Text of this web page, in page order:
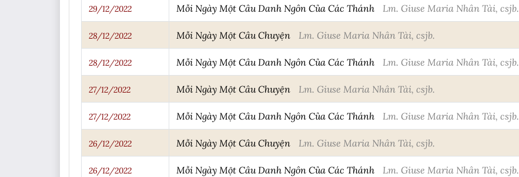
29/12/2022 Mỗi Ngày Một Câu Danh Ngôn Của Các Thánh Lm. Giuse Maria Nhân Tài, csjb.
28/12/2022 Mỗi Ngày Một Câu Chuyện Lm. Giuse Maria Nhân Tài, csjb.
28/12/2022 Mỗi Ngày Một Câu Danh Ngôn Của Các Thánh Lm. Giuse Maria Nhân Tài, csjb.
27/12/2022 Mỗi Ngày Một Câu Chuyện Lm. Giuse Maria Nhân Tài, csjb.
27/12/2022 Mỗi Ngày Một Câu Danh Ngôn Của Các Thánh Lm. Giuse Maria Nhân Tài, csjb.
26/12/2022 Mỗi Ngày Một Câu Chuyện Lm. Giuse Maria Nhân Tài, csjb.
26/12/2022 Mỗi Ngày Một Câu Danh Ngôn Của Các Thánh Lm. Giuse Maria Nhân Tài, csjb.